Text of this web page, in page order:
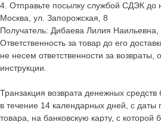
4. Отправьте посылку службой СДЭК до
Москва, ул. Запорожская, 8
Получатель: Дибаева Лилия Наильевна,
Ответственность за товар до его
не несем ответственности за
инструкции.
Транзакция возврата денежных
в течение 14 календарных дней, с даты
товара, на банковскую карту, с которой